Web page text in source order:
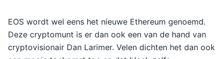
EOS wordt wel eens het nieuwe Ethereum genoemd.
Deze cryptomunt is er dan ook een van de hand van
cryptovisionair Dan Larimer. Velen dichten het dan ook